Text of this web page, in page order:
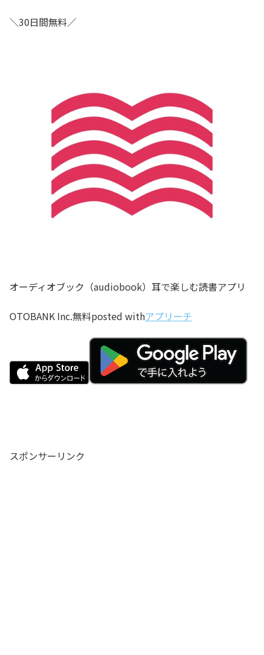
＼30日間無料／
オーディオブック（audiobook）耳で楽しむ読書アプリ
OTOBANK Inc.無料posted withアプリーチ
スポンサーリンク